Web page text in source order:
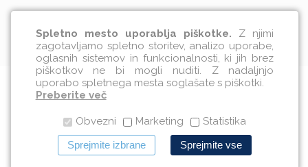
Slovenščina
Varno v 2012
Spletno mesto uporablja piškotke. Z njimi
zagotavljamo spletno storitev, analizo uporabe,
oglasnih sistemov in funkcionalnosti, ki jih brez
piškotkov ne bi mogli nuditi. Z nadaljnjo
uporabo spletnega mesta soglašate s piškotki.
Preberite več
Obvezni Marketing Statistika
Sprejmite izbrane Sprejmite vse